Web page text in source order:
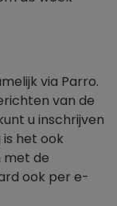
via Parro.
van de
u inschrijven
het ook
met de
ook per e-